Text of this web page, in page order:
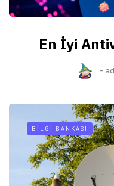
En İyi
-
BILGI BANKASI